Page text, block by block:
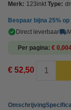
Merk: 123inkt Type:
Bespaar bijna 25% op
Direct leverbaar
Per pagina €
€ 52,50
Omschrijving